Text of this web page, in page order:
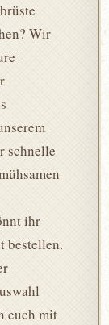
Wir
schnelle
ihr
bestellen.
euch mit